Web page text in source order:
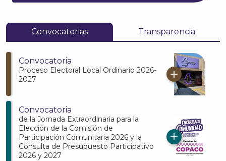
Convocatorias Transparencia
Convocatoria
Proceso Electoral Local Ordinario 2026-
2027
Convocatoria
de la Jornada Extraordinaria para la
Elección de la Comisión de
Participación Comunitaria 2026 y la
Consulta de Presupuesto Participativo
2026 y 2027